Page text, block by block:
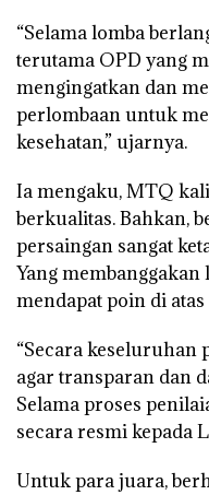
“Selama lomba
terutama OPD yang
mengingatkan dan
perlombaan untuk
kesehatan,” ujarnya.
Ia mengaku, MTQ
berkualitas. Bahkan,
persaingan sangat
Yang membanggakan
mendapat poin di
“Secara keseluruhan
agar transparan dan
Selama proses
secara resmi kepada
Untuk para juara,